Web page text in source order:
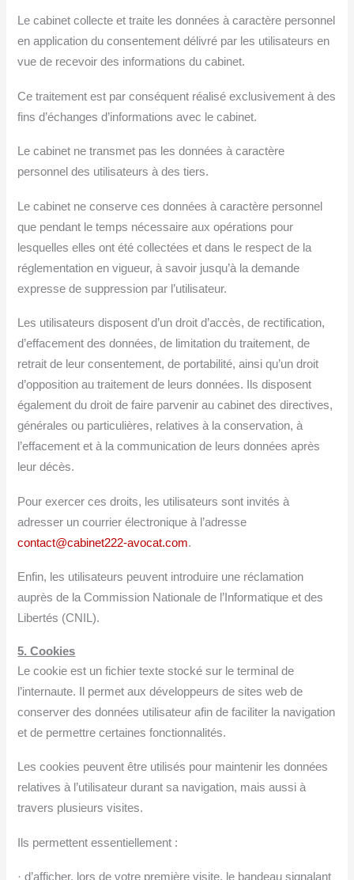
Le cabinet collecte et traite les données à caractère personnel
en application du consentement délivré par les utilisateurs en
vue de recevoir des informations du cabinet.
Ce traitement est par conséquent réalisé exclusivement à des
fins d’échanges d’informations avec le cabinet.
Le cabinet ne transmet pas les données à caractère
personnel des utilisateurs à des tiers.
Le cabinet ne conserve ces données à caractère personnel
que pendant le temps nécessaire aux opérations pour
lesquelles elles ont été collectées et dans le respect de la
réglementation en vigueur, à savoir jusqu’à la demande
expresse de suppression par l’utilisateur.
Les utilisateurs disposent d’un droit d’accès, de rectification,
d’effacement des données, de limitation du traitement, de
retrait de leur consentement, de portabilité, ainsi qu’un droit
d’opposition au traitement de leurs données. Ils disposent
également du droit de faire parvenir au cabinet des directives,
générales ou particulières, relatives à la conservation, à
l’effacement et à la communication de leurs données après
leur décès.
Pour exercer ces droits, les utilisateurs sont invités à
adresser un courrier électronique à l’adresse
contact@cabinet222-avocat.com.
Enfin, les utilisateurs peuvent introduire une réclamation
auprès de la Commission Nationale de l’Informatique et des
Libertés (CNIL).
5. Cookies
Le cookie est un fichier texte stocké sur le terminal de
l’internaute. Il permet aux développeurs de sites web de
conserver des données utilisateur afin de faciliter la navigation
et de permettre certaines fonctionnalités.
Les cookies peuvent être utilisés pour maintenir les données
relatives à l’utilisateur durant sa navigation, mais aussi à
travers plusieurs visites.
Ils permettent essentiellement :
· d’afficher, lors de votre première visite, le bandeau signalant